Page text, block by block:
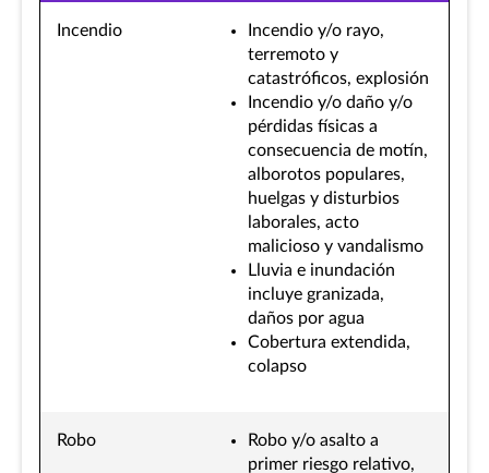
Incendio
Incendio y/o rayo,
terremoto y
catastróficos, explosión
Incendio y/o daño y/o
pérdidas físicas a
consecuencia de motín,
alborotos populares,
huelgas y disturbios
laborales, acto
malicioso y vandalismo
Lluvia e inundación
incluye granizada,
daños por agua
Cobertura extendida,
colapso
Robo
Robo y/o asalto a
primer riesgo relativo,